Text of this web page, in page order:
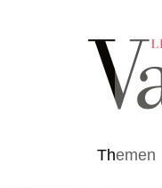
Themen